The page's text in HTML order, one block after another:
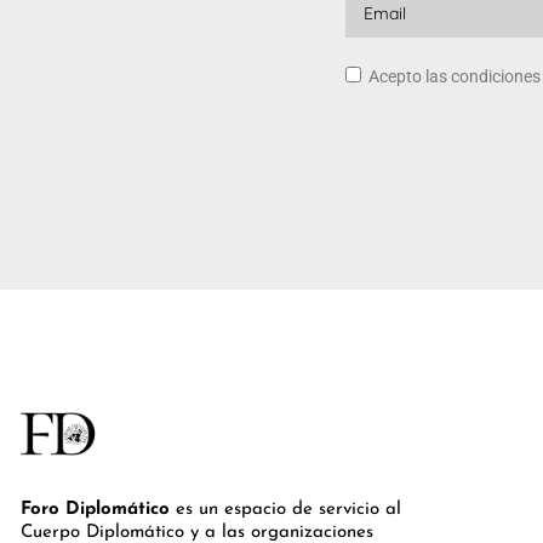
Acepto las
Foro Diplomático es un espacio de servicio al
Cuerpo Diplomático y a las organizaciones